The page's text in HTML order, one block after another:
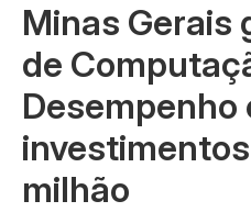
Minas Gerais
de
Desempenho
investimentos
milhão